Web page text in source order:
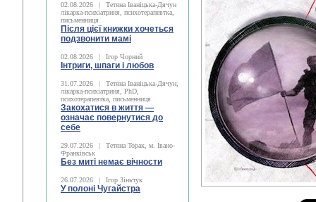
02.08.2026 |
Тетяна Іваніцька-Дячун
лікарка-психіатриня, психотерапевтка,
письменниця
Після цієї книжки хочеться
подзвонити мамі
02.08.2026 | Ігор Чорний
Інтриги, шпаги і любов
31.07.2026 |
Тетяна Іваніцька-Дячун,
лікарка-психіатриня, PhD,
психотерапевтка, письменниця
Закохатися в життя —
означає повернутися до
себе
29.07.2026 |
Тетяна Торак, м. Івано-
Франківськ
Без миті немає вічности
26.07.2026 | Ігор Зіньчук
У полоні Чугайстра